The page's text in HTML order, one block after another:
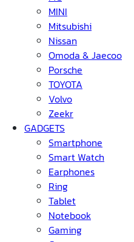
MINI
Mitsubishi
Nissan
Omoda & Jaecoo
Porsche
TOYOTA
Volvo
Zeekr
GADGETS
Smartphone
Smart Watch
Earphones
Ring
Tablet
Notebook
Gaming